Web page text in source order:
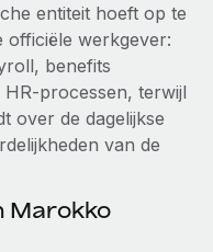
bouwt open source,
het...
tussen
Tech, een start-
entiteit hoeft op te
officiële werkgever:
benefits
processen, terwijl
over de dagelijkse
van de
Marokko